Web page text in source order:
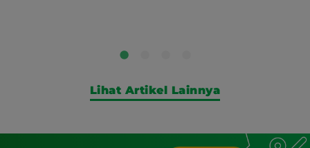
Lihat Artikel Lainnya